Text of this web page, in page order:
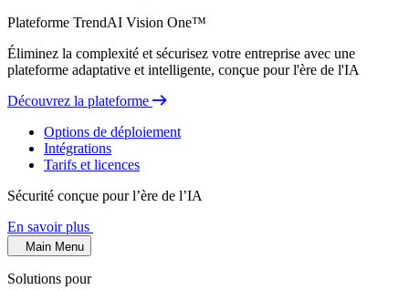
Plateforme TrendAI Vision One™
Éliminez la complexité et sécurisez votre entreprise avec une
plateforme adaptative et intelligente, conçue pour l'ère de l'IA
Découvrez la plateforme
Options de déploiement
Intégrations
Tarifs et licences
Sécurité conçue pour l’ère de l’IA
En savoir plus
Main Menu
Solutions pour